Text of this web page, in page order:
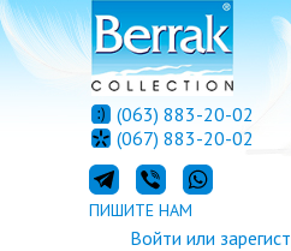
Войти или
(063) 883-20-02
(067) 883-20-02
ПИШИТЕ НАМ